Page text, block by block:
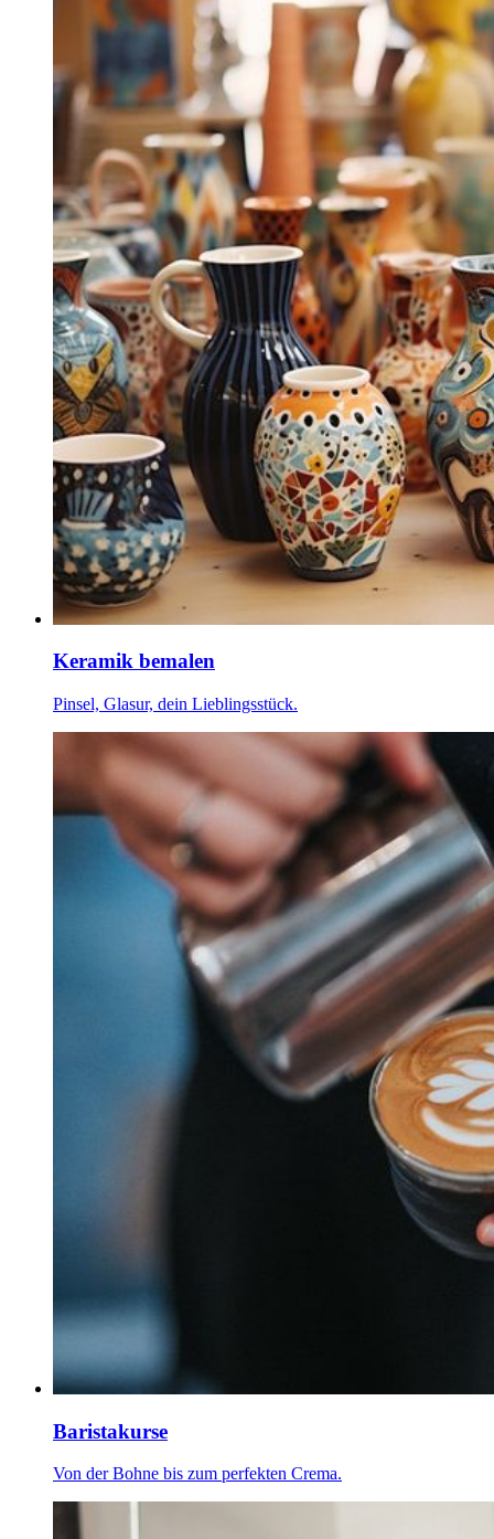
Keramik bemalen
Pinsel, Glasur, dein Lieblingsstück.
Baristakurse
Von der Bohne bis zum perfekten Crema.